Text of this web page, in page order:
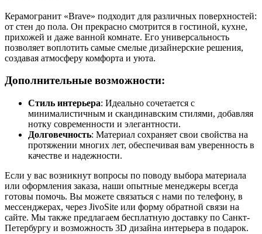
Керамогранит «Brave» подходит для различных поверхностей:
от стен до пола. Он прекрасно смотрится в гостиной, кухне,
прихожей и даже ванной комнате. Его универсальность
позволяет воплотить самые смелые дизайнерские решения,
создавая атмосферу комфорта и уюта.
Дополнительные возможности:
Стиль интерьера: Идеально сочетается с
минималистичным и скандинавским стилями, добавляя
нотку современности и элегантности.
Долговечность: Материал сохраняет свои свойства на
протяжении многих лет, обеспечивая вам уверенность в
качестве и надежности.
Если у вас возникнут вопросы по поводу выбора материала
или оформления заказа, наши опытные менеджеры всегда
готовы помочь. Вы можете связаться с нами по телефону, в
мессенджерах, через JivoSite или форму обратной связи на
сайте. Мы также предлагаем бесплатную доставку по Санкт-
Петербургу и возможность 3D дизайна интерьера в подарок.